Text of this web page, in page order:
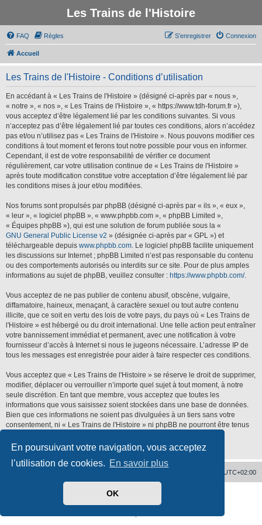
En poursuivant votre navigation, vous acceptez
l’utilisation de cookies. En savoir plus
OK
Les Trains de l'Histoire
FAQ Règles Connexion
S’enregistrer
Accueil
Les Trains de l'Histoire - Conditions d’utilisation
En accédant à « Les Trains de l'Histoire » (désigné ci-après par « nous »,
« notre », « nos », « Les Trains de l'Histoire », « https://www.tdh-forum.fr »),
vous acceptez d’être légalement lié par les conditions suivantes. Si vous
n’acceptez pas d’être légalement lié par toutes ces conditions, alors n’accédez
pas et/ou n’utilisez pas « Les Trains de l'Histoire ». Nous pouvons modifier ces
conditions à tout moment et ferons tout notre possible pour vous en informer.
Cependant, il est de votre responsabilité de vérifier ce document
régulièrement, car votre utilisation continue de « Les Trains de l'Histoire »
après toute modification constitue votre acceptation d’être légalement lié par
les conditions mises à jour et/ou modifiées.
Nos forums sont propulsés par phpBB (désigné ci-après par « ils », « eux »,
« leur », « logiciel phpBB », « www.phpbb.com », « phpBB Limited »,
« Équipes phpBB »), qui est une solution de forum publiée sous la «
GNU General Public License v2 » (désignée ci-après par « GPL ») et
téléchargeable depuis www.phpbb.com. Le logiciel phpBB facilite uniquement
les discussions sur Internet ; phpBB Limited n’est pas responsable du contenu
ou des comportements autorisés ou interdits sur ce site. Pour de plus amples
informations au sujet de phpBB, veuillez consulter : https://www.phpbb.com/.
Vous acceptez de ne pas publier de contenu abusif, obscène, vulgaire,
diffamatoire, haineux, menaçant, à caractère sexuel ou tout autre contenu
illicite, que ce soit en vertu des lois de votre pays, du pays où « Les Trains de
l'Histoire » est hébergé ou du droit international. Une telle action peut entraîner
votre bannissement immédiat et permanent, avec une notification à votre
fournisseur d’accès à Internet si nous le jugeons nécessaire. L’adresse IP de
tous les messages est enregistrée pour aider à faire respecter ces conditions.
Vous acceptez que « Les Trains de l'Histoire » se réserve le droit de supprimer,
modifier, déplacer ou verrouiller n’importe quel sujet à tout moment, à notre
seule discrétion. En tant que membre, vous acceptez que toutes les
informations que vous saisissez soient stockées dans une base de données.
Bien que ces informations ne soient pas divulguées à un tiers sans votre
consentement, ni « Les Trains de l'Histoire » ni phpBB ne pourront être tenus
compromission des données.
UTC+02:00
phpBB ® Forum Software © phpBB Limited
phpBB-fr.com